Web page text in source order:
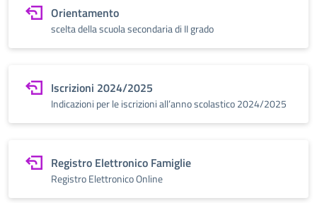
Orientamento
scelta della scuola secondaria di II grado
Iscrizioni 2024/2025
Indicazioni per le iscrizioni all’anno scolastico 2024/2025
Registro Elettronico Famiglie
Registro Elettronico Online